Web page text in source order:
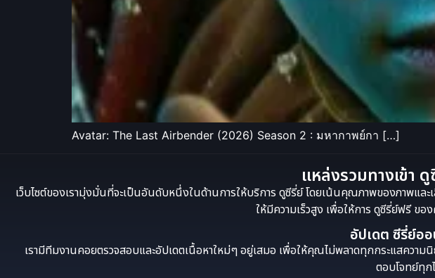
Avatar: The Last Airbender (2026) Season 2 : มหากาพย์กา […]
แหล่งรวมทางเข้า
เว็บไซต์ของเรามุ่งมั่นที่จะเป็นอันดับหนึ่งในด้านการให้บริการ ดูซีรี่ย์ โดยเน้นคุณภาพของภาพแล
ให้มีความเร็วสูง เพื่อให้การ ดูซีรี่ย์ฟรี
อัปเดต ซีรี่ย์อ
เรามีทีมงานคอยตรวจสอบและอัปเดตเนื้อหาใหม่ๆ อยู่เสมอ เพื่อให้คุณไม่พลาดทุกกระแสควา
ตอบโจทย์ทุก